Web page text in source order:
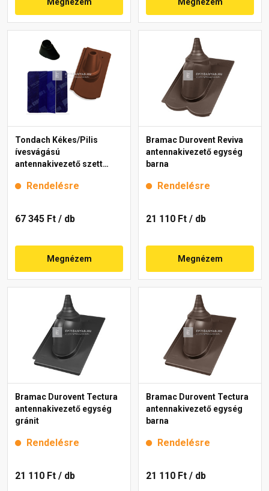
Tondach Kékes/Pilis
ívesvágású
antennakivezető szett
Rendelésre
67 345 Ft / db
Megnézem
Bramac Durovent Reviva
antennakivezető egység
barna
Rendelésre
21 110 Ft / db
Megnézem
Bramac Durovent Tectura
antennakivezető egység
gránit
Rendelésre
21 110 Ft / db
Bramac Durovent Tectura
antennakivezető egység
barna
Rendelésre
21 110 Ft / db